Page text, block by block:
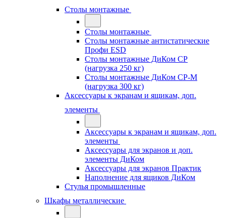
Столы монтажные
Столы монтажные
Столы монтажные антистатические
Профи ESD
Столы монтажные ДиКом СР
(нагрузка 250 кг)
Столы монтажные ДиКом СР-М
(нагрузка 300 кг)
Аксессуары к экранам и ящикам, доп.
элементы
Аксессуары к экранам и ящикам, доп.
элементы
Аксессуары для экранов и доп.
элементы ДиКом
Аксессуары для экранов Практик
Наполнение для ящиков ДиКом
Стулья промышленные
Шкафы металлические